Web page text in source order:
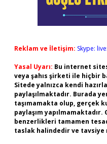
Reklam ve İletişim: Skype:
Yasal Uyarı: Bu internet
veya şahıs şirketi ile hiçbir
Sitede yalnızca kendi
paylaşılmaktadır. Burada
taşımamakta olup, gerçek
paylaşım
benzerlikleri tamamen
taslak halindedir ve tavsiye